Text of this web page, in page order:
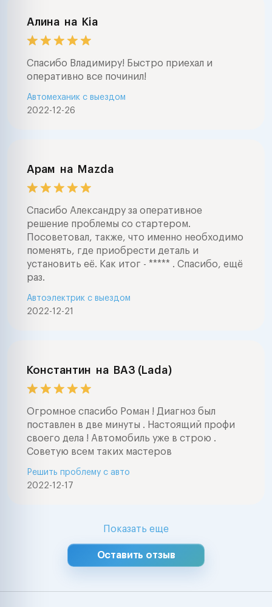
Алина на Kia
Спасибо Владимиру! Быстро приехал и
оперативно все починил!
2022-12-26
Автомеханик с выездом
Арам на Mazda
Спасибо Александру за оперативное
решение проблемы со стартером.
Посоветовал, также, что именно необходимо
поменять, где приобрести деталь и
установить её. Как итог - ***** . Спасибо, ещё
раз.
2022-12-21
Автоэлектрик с выездом
Константин на ВАЗ (Lada)
Огромное спасибо Роман ! Диагноз был
поставлен в две минуты . Настоящий профи
своего дела ! Автомобиль уже в строю .
Советую всем таких мастеров
2022-12-17
Решить проблему с авто
Показать еще
Оставить отзыв